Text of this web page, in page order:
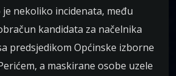
nekoliko incidenata, među
kandidata za načelnika
predsjedikom Općinske izborne
a maskirane osobe uzele